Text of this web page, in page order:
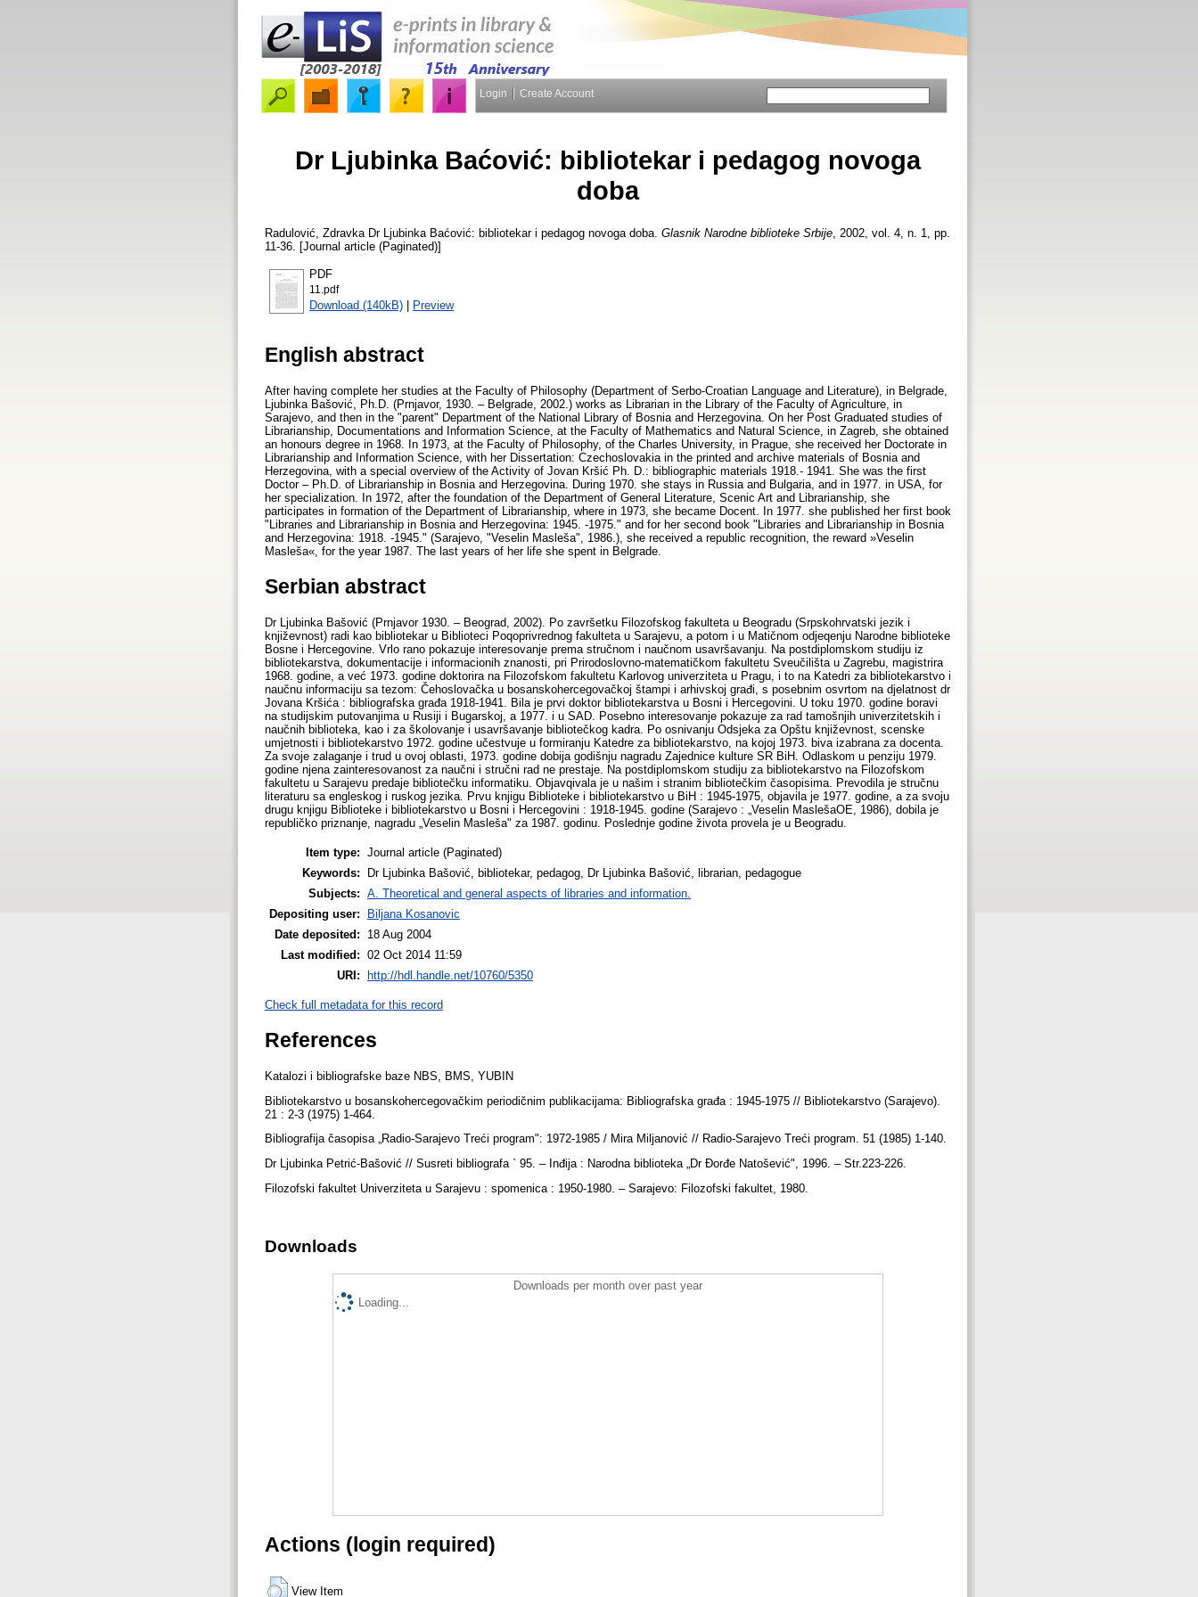
Login Create Account
Dr Ljubinka Baćović: bibliotekar i pedagog novoga
doba
Radulović, Zdravka Dr Ljubinka Baćović: bibliotekar i pedagog novoga doba. Glasnik Narodne biblioteke Srbije , 2002, vol. 4, n. 1, pp.
11-36. [Journal article (Paginated)]
PDF
11.pdf
Download (140kB) | Preview
English abstract
After having complete her studies at the Faculty of Philosophy (Department of Serbo-Croatian Language and Literature), in Belgrade,
Ljubinka Bašović, Ph.D. (Prnjavor, 1930. – Belgrade, 2002.) works as Librarian in the Library of the Faculty of Agriculture, in
Sarajevo, and then in the "parent" Department of the National Library of Bosnia and Herzegovina. On her Post Graduated studies of
Librarianship, Documentations and Information Science, at the Faculty of Mathematics and Natural Science, in Zagreb, she obtained
an honours degree in 1968. In 1973, at the Faculty of Philosophy, of the Charles University, in Prague, she received her Doctorate in
Librarianship and Information Science, with her Dissertation: Czechoslovakia in the printed and archive materials of Bosnia and
Herzegovina, with a special overview of the Activity of Jovan Kršić Ph. D.: bibliographic materials 1918.- 1941. She was the first
Doctor – Ph.D. of Librarianship in Bosnia and Herzegovina. During 1970. she stays in Russia and Bulgaria, and in 1977. in USA, for
her specialization. In 1972, after the foundation of the Department of General Literature, Scenic Art and Librarianship, she
participates in formation of the Department of Librarianship, where in 1973, she became Docent. In 1977. she published her first book
"Libraries and Librarianship in Bosnia and Herzegovina: 1945. -1975." and for her second book "Libraries and Librarianship in Bosnia
and Herzegovina: 1918. -1945." (Sarajevo, "Veselin Masleša", 1986.), she received a republic recognition, the reward »Veselin
Masleša«, for the year 1987. The last years of her life she spent in Belgrade.
Serbian abstract
Dr Ljubinka Bašović (Prnjavor 1930. – Beograd, 2002). Po završetku Filozofskog fakulteta u Beogradu (Srpskohrvatski jezik i
književnost) radi kao bibliotekar u Biblioteci Poqoprivrednog fakulteta u Sarajevu, a potom i u Matičnom odjeqenju Narodne biblioteke
Bosne i Hercegovine. Vrlo rano pokazuje interesovanje prema stručnom i naučnom usavršavanju. Na postdiplomskom studiju iz
bibliotekarstva, dokumentacije i informacionih znanosti, pri Prirodoslovno-matematičkom fakultetu Sveučilišta u Zagrebu, magistrira
1968. godine, a već 1973. godine doktorira na Filozofskom fakultetu Karlovog univerziteta u Pragu, i to na Katedri za bibliotekarstvo i
naučnu informaciju sa tezom: Čehoslovačka u bosanskohercegovačkoj štampi i arhivskoj građi, s posebnim osvrtom na djelatnost dr
Jovana Kršića : bibliografska građa 1918-1941. Bila je prvi doktor bibliotekarstva u Bosni i Hercegovini. U toku 1970. godine boravi
na studijskim putovanjima u Rusiji i Bugarskoj, a 1977. i u SAD. Posebno interesovanje pokazuje za rad tamošnjih univerzitetskih i
naučnih biblioteka, kao i za školovanje i usavršavanje bibliotečkog kadra. Po osnivanju Odsjeka za Opštu književnost, scenske
umjetnosti i bibliotekarstvo 1972. godine učestvuje u formiranju Katedre za bibliotekarstvo, na kojoj 1973. biva izabrana za docenta.
Za svoje zalaganje i trud u ovoj oblasti, 1973. godine dobija godišnju nagradu Zajednice kulture SR BiH. Odlaskom u penziju 1979.
godine njena zainteresovanost za naučni i stručni rad ne prestaje. Na postdiplomskom studiju za bibliotekarstvo na Filozofskom
fakultetu u Sarajevu predaje bibliotečku informatiku. Objavqivala je u našim i stranim bibliotečkim časopisima. Prevodila je stručnu
literaturu sa engleskog i ruskog jezika. Prvu knjigu Biblioteke i bibliotekarstvo u BiH : 1945-1975, objavila je 1977. godine, a za svoju
drugu knjigu Biblioteke i bibliotekarstvo u Bosni i Hercegovini : 1918-1945. godine (Sarajevo : „Veselin MaslešaOE, 1986), dobila je
republičko priznanje, nagradu „Veselin Masleša" za 1987. godinu. Poslednje godine života provela je u Beogradu.
Item type: Journal article (Paginated)
Keywords:
Dr Ljubinka Bašović, bibliotekar, pedagog, Dr Ljubinka Bašović, librarian, pedagogue
Subjects: A. Theoretical and general aspects of libraries and information.
Depositing user:
Biljana Kosanovic
Date deposited:
18 Aug 2004
Last modified: 02 Oct 2014 11:59
URI:
http://hdl.handle.net/10760/5350
Check full metadata for this record
References
Katalozi i bibliografske baze NBS, BMS, YUBIN
Bibliotekarstvo u bosanskohercegovačkim periodičnim publikacijama: Bibliografska građa : 1945-1975 // Bibliotekarstvo (Sarajevo).
21 : 2-3 (1975) 1-464.
Bibliografija časopisa „Radio-Sarajevo Treći program": 1972-1985 / Mira Miljanović // Radio-Sarajevo Treći program. 51 (1985) 1-140.
Dr Ljubinka Petrić-Bašović // Susreti bibliografa ` 95. – Inđija : Narodna biblioteka „Dr Đorđe Natošević", 1996. – Str.223-226.
Filozofski fakultet Univerziteta u Sarajevu : spomenica : 1950-1980. – Sarajevo: Filozofski fakultet, 1980.
Downloads
Downloads per month over past year
Loading...
Actions (login required)
View Item